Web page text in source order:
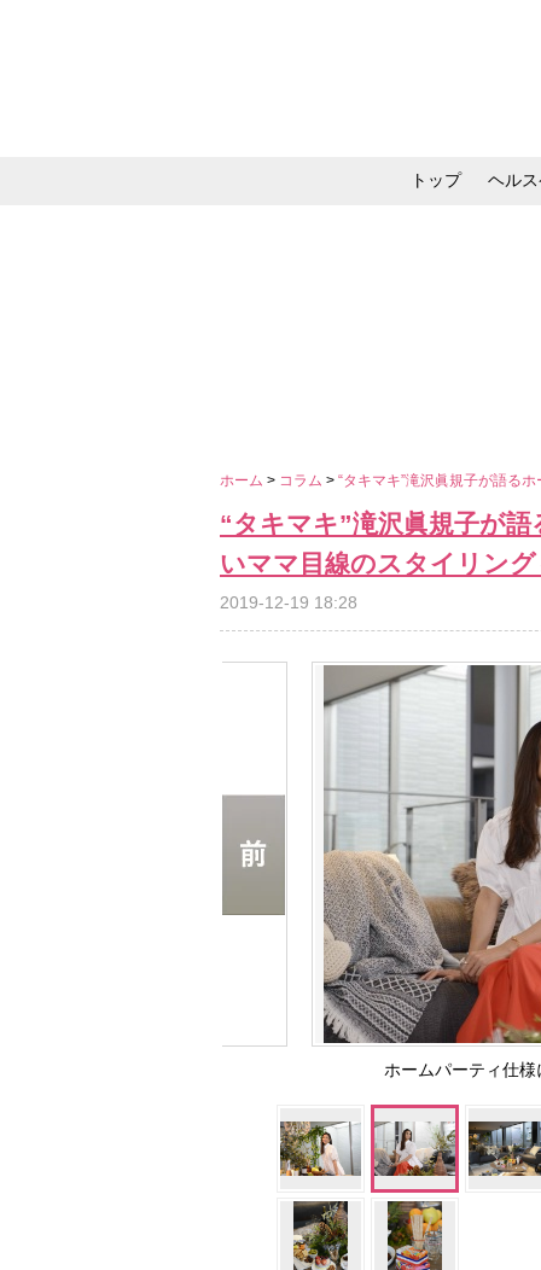
トップ ヘル
ホーム > コラム > “タキマキ”滝沢眞規子が語る
“タキマキ”滝沢眞規子が
いママ目線のスタイリン
2019-12-19 18:28
ホームパーティ仕